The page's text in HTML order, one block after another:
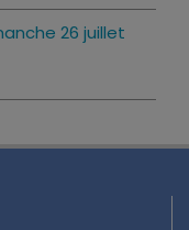
26 juillet